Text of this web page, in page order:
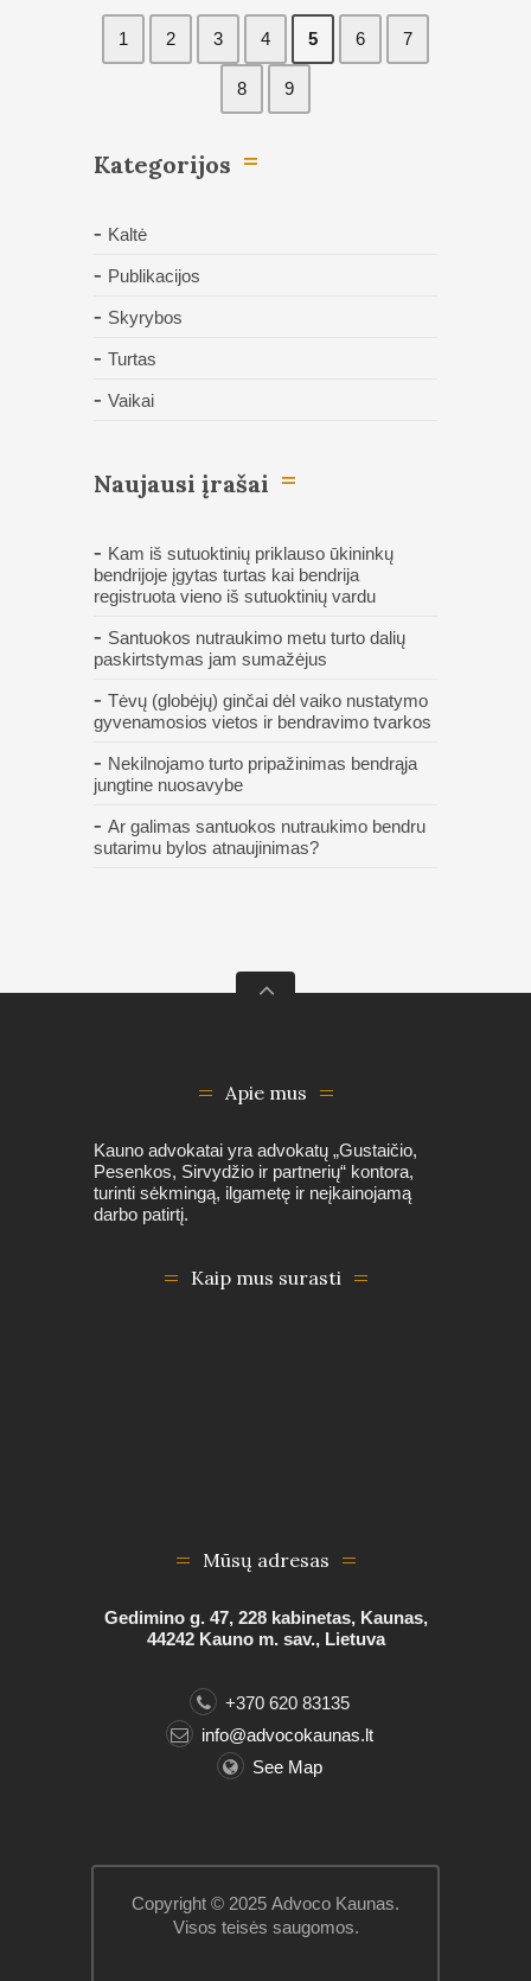
1 2 3 4 5 6 7
8 9
Kategorijos
Kaltė
Publikacijos
Skyrybos
Turtas
Vaikai
Naujausi įrašai
Kam iš sutuoktinių priklauso ūkininkų
bendrijoje įgytas turtas kai bendrija
registruota vieno iš sutuoktinių vardu
Santuokos nutraukimo metu turto dalių
paskirtstymas jam sumažėjus
Tėvų (globėjų) ginčai dėl vaiko nustatymo
gyvenamosios vietos ir bendravimo tvarkos
Nekilnojamo turto pripažinimas bendrąja
jungtine nuosavybe
Ar galimas santuokos nutraukimo bendru
sutarimu bylos atnaujinimas?
Apie mus
Kauno advokatai yra advokatų „Gustaičio,
Pesenkos, Sirvydžio ir partnerių“ kontora,
turinti sėkmingą, ilgametę ir neįkainojamą
darbo patirtį.
Kaip mus surasti
Mūsų adresas
Gedimino g. 47, 228 kabinetas, Kaunas,
44242 Kauno m. sav., Lietuva
+370 620 83135
info@advocokaunas.lt
See Map
Copyright © 2025 Advoco Kaunas.
Visos teisės saugomos.